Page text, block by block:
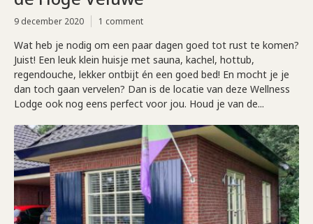
9 december 2020 1 comment
Wat heb je nodig om een paar dagen goed tot rust te komen?
Juist! Een leuk klein huisje met sauna, kachel, hottub,
regendouche, lekker ontbijt én een goed bed! En mocht je je
dan toch gaan vervelen? Dan is de locatie van deze Wellness
Lodge ook nog eens perfect voor jou. Houd je van de...